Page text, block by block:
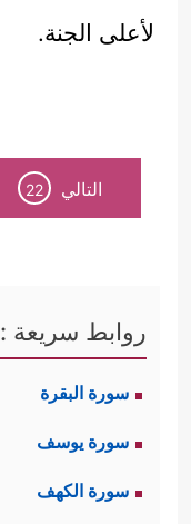
لأعلى الجنة.
التالي 22
روابط سريعة :
سورة البقرة
سورة يوسف
سورة الكهف